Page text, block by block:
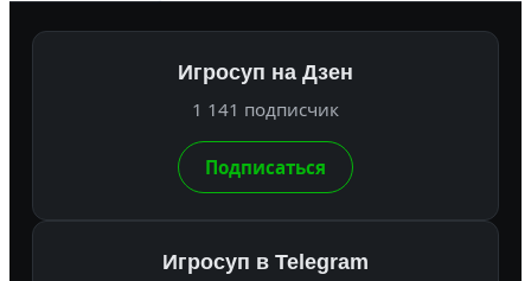
Игросуп на Дзен
1 141 подписчик
Подписаться
Игросуп в Telegram